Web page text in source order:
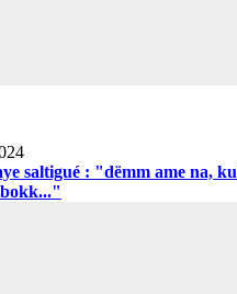
saltigué : "dëmm ame na,